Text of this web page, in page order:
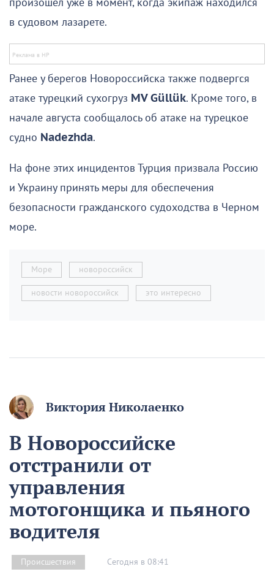
произошел уже в момент, когда экипаж находился
в судовом лазарете.
Ранее у берегов Новороссийска также подвергся
атаке турецкий сухогруз MV Güllük. Кроме того, в
начале августа сообщалось об атаке на турецкое
судно Nadezhda.
На фоне этих инцидентов Турция призвала Россию
и Украину принять меры для обеспечения
безопасности гражданского судоходства в Черном
море.
Море новороссийск
новости новороссийск это интересно
Виктория Николаенко
В Новороссийске
отстранили от
управления
мотогонщика и пьяного
водителя
Происшествия Сегодня в 08:41